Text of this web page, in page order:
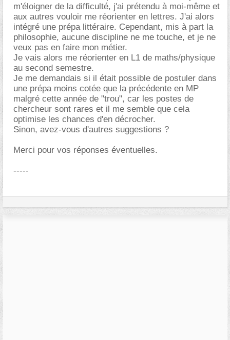
m'éloigner de la difficulté, j'ai prétendu à moi-même et
aux autres vouloir me réorienter en lettres. J'ai alors
intégré une prépa littéraire. Cependant, mis à part la
philosophie, aucune discipline ne me touche, et je ne
veux pas en faire mon métier.
Je vais alors me réorienter en L1 de maths/physique
au second semestre.
Je me demandais si il était possible de postuler dans
une prépa moins cotée que la précédente en MP
malgré cette année de "trou", car les postes de
chercheur sont rares et il me semble que cela
optimise les chances d'en décrocher.
Sinon, avez-vous d'autres suggestions ?
Merci pour vos réponses éventuelles.
-----